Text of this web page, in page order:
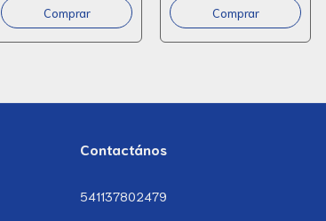
Contactános
541137802479